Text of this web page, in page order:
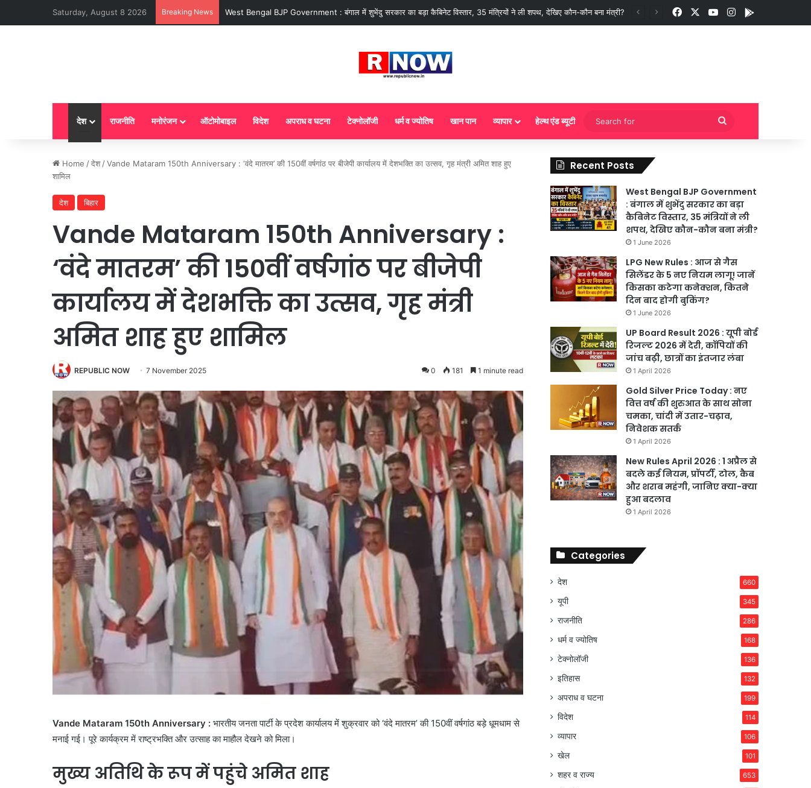
Saturday, August 8 2026 Breaking News LPG New Rules : आज से गैस सिलेंडर के 5 नए नियम लागू! जानें किसका कटेगा कनेक्शन, कितने दिन बाद होगी बुकिंग? FacebookYouTubeInstagram
देश राजनीति मनोरंजन ऑटोमोबाइल विदेश अपराध व घटना टेक्नोलॉजी धर्म व ज्योतिष खान पान व्यापार हेल्थ एंड ब्यूटी
Search
for
Home /देश /Vande Mataram 150th Anniversary : ‘वंदे मातरम’ की 150वीं वर्षगांठ पर बीजेपी कार्यालय में देशभक्ति का उत्सव, गृह मंत्री अमित शाह हुए
शामिल
देश बिहार
Vande Mataram 150th Anniversary :
‘वंदे मातरम’ की 150वीं वर्षगांठ पर बीजेपी
कार्यालय में देशभक्ति का उत्सव, गृह मंत्री
अमित शाह हुए शामिल
REPUBLIC NOW 7 November 2025 0 181 1 minute read
Vande Mataram 150th Anniversary : भारतीय जनता पार्टी के प्रदेश कार्यालय में शुक्रवार को ‘वंदे मातरम’ की 150वीं वर्षगांठ बड़े धूमधाम से
मनाई गई। पूरे कार्यक्रम में राष्ट्रभक्ति और उत्साह का माहौल देखने को मिला।
मुख्य अतिथि के रूप में पहुंचे अमित शाह
Recent Posts
West Bengal BJP Government
: बंगाल में शुभेंदु सरकार का बड़ा
कैबिनेट विस्तार, 35 मंत्रियों ने ली
शपथ, देखिए कौन-कौन बना मंत्री?
1 June 2026
LPG New Rules : आज से गैस
सिलेंडर के 5 नए नियम लागू! जानें
किसका कटेगा कनेक्शन, कितने
दिन बाद होगी बुकिंग?
1 June 2026
UP Board Result 2026 : यूपी बोर्ड
रिजल्ट 2026 में देरी, कॉपियों की
जांच बढ़ी, छात्रों का इंतजार लंबा
1 April 2026
Gold Silver Price Today : नए
वित्त वर्ष की शुरुआत के साथ सोना
चमका, चांदी में उतार-चढ़ाव,
निवेशक सतर्क
1 April 2026
New Rules April 2026 : 1 अप्रैल से
बदले कई नियम, प्रॉपर्टी, टोल, कैब
और शराब महंगी, जानिए क्या-क्या
हुआ बदलाव
1 April 2026
Categories
देश 660
यूपी 345
राजनीति 286
धर्म व ज्योतिष 168
टेक्नोलॉजी 136
इतिहास 132
अपराध व घटना 199
विदेश 114
व्यापार 106
खेल 101
शहर व राज्य 653